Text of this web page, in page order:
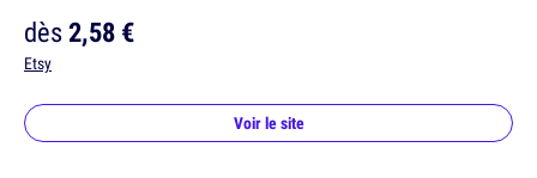
dès2,58 €
Etsy
Voir le site